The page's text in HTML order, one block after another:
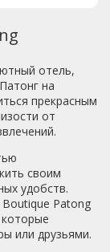
-
он всего 10
смотрели) и
не сидели
все
в номер,
от
- мусор
Еще
её
то следы
оставил на
на эти
отель,
на
прекрасным
от
своим
удобств.
Patong
или друзьями.